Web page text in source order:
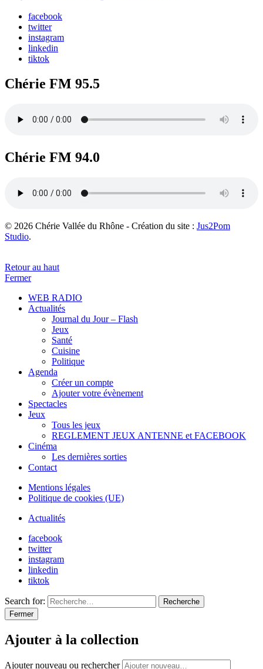
facebook
twitter
instagram
linkedin
tiktok
Chérie FM 95.5
Chérie FM 94.0
© 2026 Chérie Vallée du Rhône - Création du site : Jus2Pom
Studio.
Retour au haut
Fermer
WEB RADIO
Actualités
Journal du Jour – Flash
Jeux
Santé
Cuisine
Politique
Agenda
Créer un compte
Ajouter votre évènement
Spectacles
Jeux
Tous les jeux
REGLEMENT JEUX ANTENNE et FACEBOOK
Cinéma
Les dernières sorties
Contact
Mentions légales
Politique de cookies (UE)
Actualités
facebook
twitter
instagram
linkedin
tiktok
Search for:
Recherche
Fermer
Ajouter à la collection
Ajouter nouveau ou rechercher